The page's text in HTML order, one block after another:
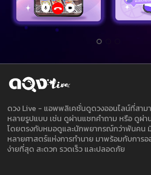
ดวง Live - แอพพลิเคชั่นดูดวงออนไลน์ที่สาม
หลายรูปแบบ เช่น ดูผ่านแชทคำถาม หรือ ดูผ่
โดยตรงกับหมอดูและนักพยากรณ์กว่าพันคน
หลายศาสตร์แห่งการทำนาย มาพร้อมกับการอ
ง่ายที่สุด สะดวก รวดเร็ว และปลอดภัย